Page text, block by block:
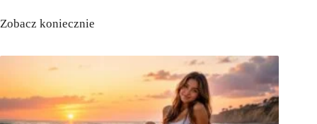
Zobacz koniecznie